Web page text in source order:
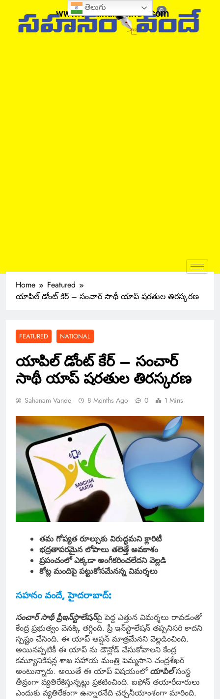
www.sahanamvande.com
Home
Featured
యాపిల్‌ డోంట్ కేర్ – సంచార్ సాథీ యాప్ షరతుల తిరస్కరణ
FEATURED NATIONAL
యాపిల్‌ డోంట్ కేర్ – సంచార్
సాథీ యాప్ షరతుల తిరస్కరణ
Sahanam Vande 8 Months Ago 0 1 Mins
తమ గోప్యత రూల్సుకు విరుద్ధమని క్లారిటీ
భద్రతాపరమైన లోపాలు తలెత్తే అవకాశం
ప్రపంచంలో ఎక్కడా అంగీకరించలేదని వెల్లడి
కోట్ల మందిపై పట్టుకోసమేనన్న విమర్శలు
సహనం వందే, హైదరాబాద్:
సంచార్ సాథీ ప్రీఇన్‌స్టాలేషన్‌పై పెద్ద ఎత్తున విమర్శలు రావడంతో
కేంద్ర ప్రభుత్వం వెనక్కి తగ్గింది. ప్రీ ఇన్‌స్టాలేషన్‌ తప్పనిసరి కాదని
స్పష్టం చేసింది. ఈ యాప్ ఆప్షన్ మాత్రమేనని వెల్లడించింది.
అయినప్పటికీ ఈ యాప్ ను డౌన్లోడ్ చేసుకోవాలని కేంద్ర
కమ్యూనికేషన్ల శాఖ సహాయ మంత్రి పెమ్మసాని చంద్రశేఖర్
అంటున్నారు. అయితే ఈ యాప్ విషయంలో యాపిల్‌సంస్థ
తీవ్రంగా వ్యతిరేకిస్తున్నట్లు ప్రకటించింది. ఐఫోన్ తయారీదారులు
ఎందుకు వ్యతిరేకంగా ఉన్నారనేది చర్చనీయాంశంగా మారింది.
తెలుగు